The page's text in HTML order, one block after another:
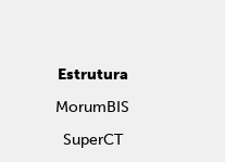
Estrutura
MorumBIS
SuperCT